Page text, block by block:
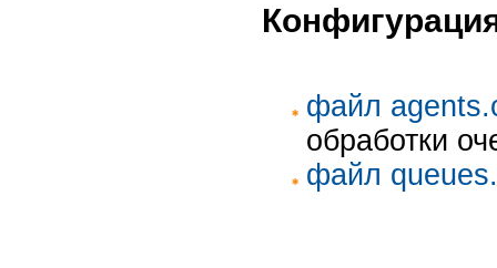
файл
обработки
файл